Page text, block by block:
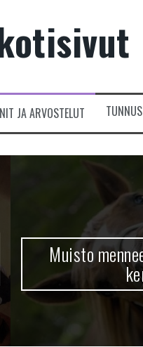
JA ARVOSTELUT
Muisto